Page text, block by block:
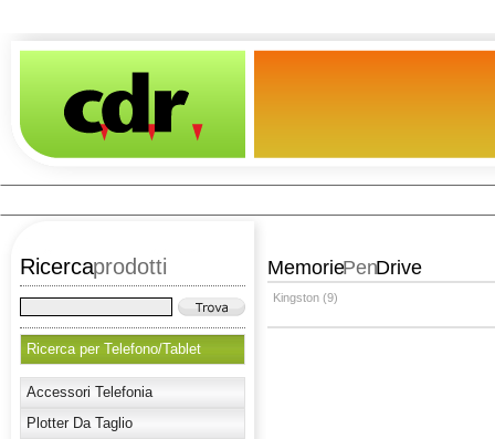
Ricercaprodotti
Ricerca per Telefono/Tablet
Accessori Telefonia
Plotter Da Taglio
MemoriePenDrive
Kingston (9)